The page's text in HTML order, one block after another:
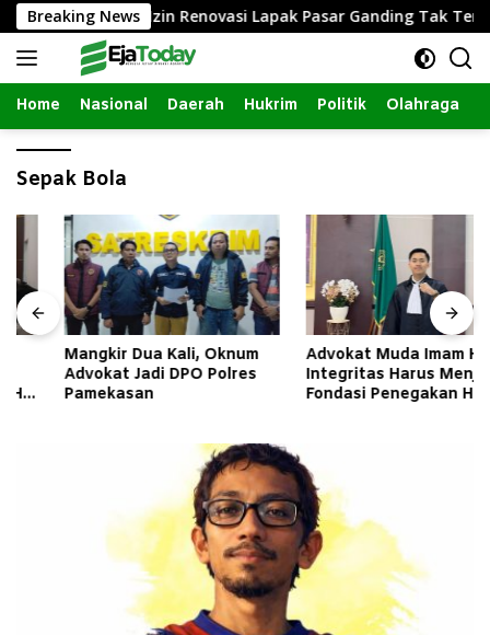
Langsung
ke
konten
Breaking News
Ungkap Izin Renovasi Lapak Pasar Ganding Tak
Home Nasional Daerah Hukrim Politik Olahraga
Sepak Bola
Mangkir Dua Kali, Oknum
Advokat Jadi DPO Polres
Pamekasan
Advokat Muda Imam Hakiki:
Integritas Harus Menjadi
Fondasi Penegakan Hukum